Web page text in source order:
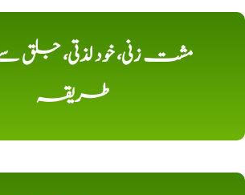
مشت زنی، خود لذتی، جلق سے
طریقہ